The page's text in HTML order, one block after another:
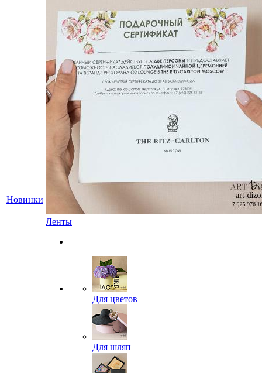
Новинки
Ленты
Для цветов
Для шляп